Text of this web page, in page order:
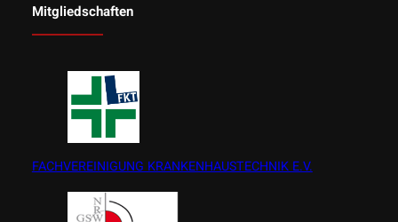
Mitgliedschaften
FACHVEREINIGUNG KRANKENHAUSTECHNIK E.V.